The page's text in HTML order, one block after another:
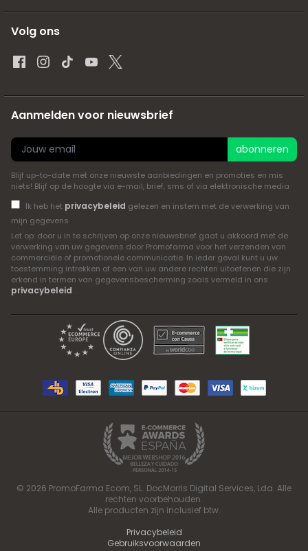
Volg ons
Aanmelden voor nieuwsbrief
abonneren
Blijf up-to-date met onze nieuwste aanbiedingen en promoties en mis
niets! Blijf op de hoogte via e-mail, brief, sms of via elektronische media
Ik heb het privacybeleid gelezen en instem met de verwerking van
mijn gegevens
Let op: door u in te schrijven op onze nieuwsbrief gaat u akkoord met de
verwerking van uw gegevens door Promofarma voor het verzenden van
commerciële of promotionele communicatie. In ieder geval kunt u uw
toestemming intrekken of een van uw andere rechten uitoefenen die zijn
erkend in termen van gegevensbescherming zoals vermeld in ons
privacybeleid .
© 2026 PromoFarma Ecom, SL. DocMorris Digital Services, Lda. Alle
rechten voorbehouden.
Alle producten zijn inclusief btw.
Privacybeleid
Gebruiksvoorwaarden